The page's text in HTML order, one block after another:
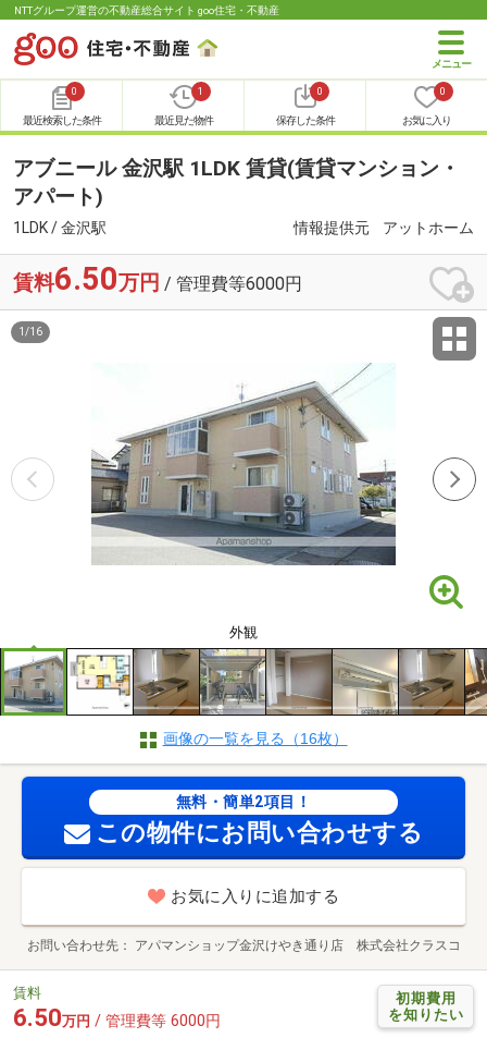
NTTグループ運営の不動産総合サイト goo住宅・不動産
0
最近検索した条件
1
最近見た物件
0
保存した条件
0
お気に入り
アブニール 金沢駅 1LDK 賃貸(賃貸マンション・
アパート)
1LDK / 金沢駅 情報提供元 アットホーム
賃料6.50万円 / 管理費等6000円
外観
1 /16
画像の一覧を見る（16枚）
無料・簡単2項目！
この物件にお問い合わせする
お気に入りに追加する
お問い合わせ先 アパマンショップ金沢けやき通り店 株式会社クラスコ
初期費用
を知りたい
賃料
6.50万円 / 管理費等 6000円